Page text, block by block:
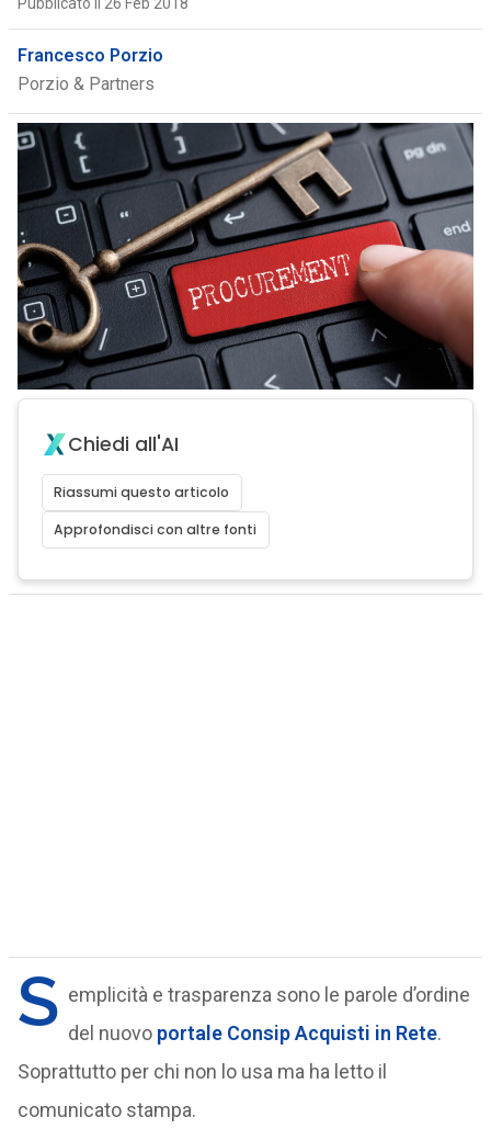
Francesco Porzio
Porzio & Partners
Chiedi all'AI
Riassumi questo articolo
Approfondisci con altre fonti
S emplicità e trasparenza sono le parole d’ordine
del nuovo portale Consip Acquisti in Rete.
Soprattutto per chi non lo usa ma ha letto il
comunicato stampa.